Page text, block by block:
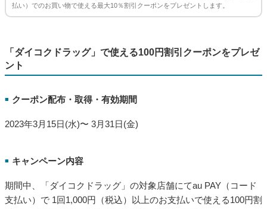
au PAY、「カインズ」で使える最大10％の割引クーポンプレゼ
2023年3月17日から3月31日まで、「カインズ」の対象店舗にて au PAY（コード支
払い）でのお買い物で使える最大10％割引クーポンをプレゼントします。
「ダイコクドラッグ」で使える100円割引クーポンをプレゼ
ント